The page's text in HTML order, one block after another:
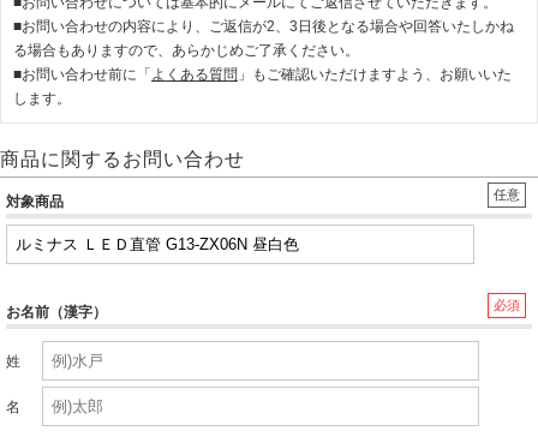
■お問い合わせの内容により、ご返信が2、3日後となる場合や回答いたしかね
る場合もありますので、あらかじめご了承ください。
■お問い合わせ前に「 よくある質問 」もご確認いただけますよう、お願いいた
します。
商品に関するお問い合わせ
任意
対象商品
必須
お名前（漢字）
姓
名